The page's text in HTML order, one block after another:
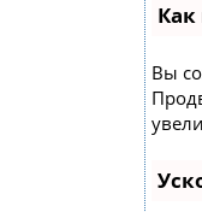
Как
Вы